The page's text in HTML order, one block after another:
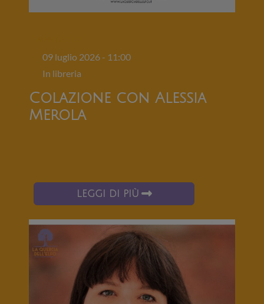
09 luglio 2026 - 11:00
In libreria
Colazione con Alessia
Merola
LEGGI DI PIÙ